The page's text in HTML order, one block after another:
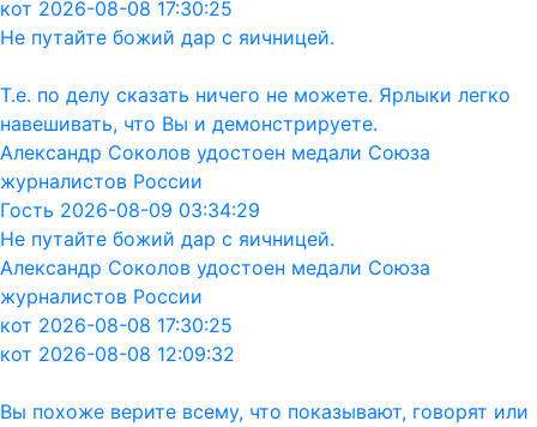
кот 2026-08-08 17:30:25
Не путайте божий дар с яичницей.
Т.е. по делу сказать ничего не можете. Ярлыки легко
навешивать, что Вы и демонстрируете.
Александр Соколов удостоен медали Союза
журналистов России
Гость 2026-08-09 03:34:29
Не путайте божий дар с яичницей.
Александр Соколов удостоен медали Союза
журналистов России
кот 2026-08-08 17:30:25
кот 2026-08-08 12:09:32
Вы похоже верите всему, что показывают, говорят или